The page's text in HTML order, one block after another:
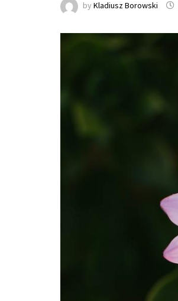
by Kladiusz Borowski